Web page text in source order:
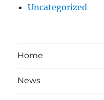
Uncategorized
Home
News